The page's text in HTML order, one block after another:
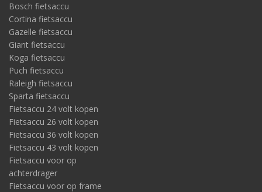
Bosch fietsaccu
Cortina fietsaccu
Gazelle fietsaccu
Giant fietsaccu
Koga fietsaccu
Puch fietsaccu
Raleigh fietsaccu
Sparta fietsaccu
Fietsaccu 24 volt kopen
Fietsaccu 26 volt kopen
Fietsaccu 36 volt kopen
Fietsaccu 43 volt kopen
Fietsaccu voor op
achterdrager
Fietsaccu voor op frame